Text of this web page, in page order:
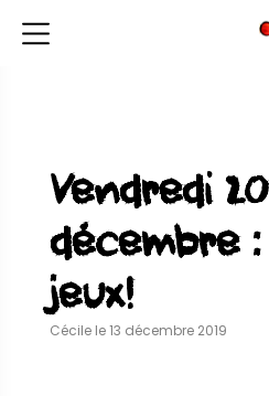
Vendredi 20
décembre
jeux!
Cécile le 13 décembre 2019